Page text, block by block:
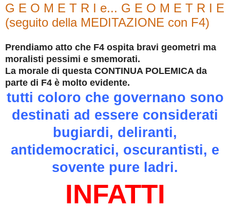
G E O M E T R I e... G E O M E T R I E
(seguito della MEDITAZIONE con F4)
Prendiamo atto che F4 ospita bravi geometri ma
moralisti pessimi e smemorati.
La morale di questa CONTINUA POLEMICA da
parte di F4 è molto evidente.
tutti coloro che governano sono
destinati ad essere considerati
bugiardi, deliranti,
antidemocratici, oscurantisti, e
sovente pure ladri.
INFATTI